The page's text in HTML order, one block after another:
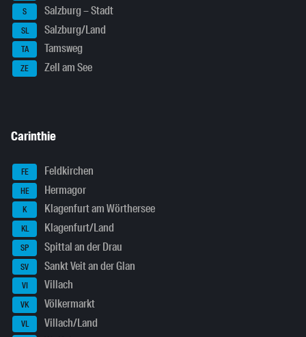
S Salzburg – Stadt
SL Salzburg/Land
TA Tamsweg
ZE Zell am See
Carinthie
FE Feldkirchen
HE Hermagor
K Klagenfurt am Wörthersee
KL Klagenfurt/Land
SP Spittal an der Drau
SV Sankt Veit an der Glan
VI Villach
VK Völkermarkt
VL Villach/Land